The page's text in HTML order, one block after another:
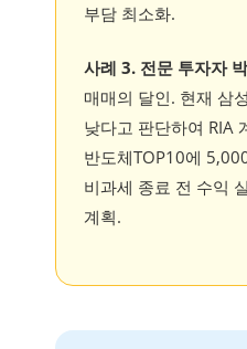
부담 최소화.
사례 3. 전문 투자자
매매의 달인. 현재 삼
낮다고 판단하여 RIA
반도체TOP10에
비과세 종료 전 수익
계획.